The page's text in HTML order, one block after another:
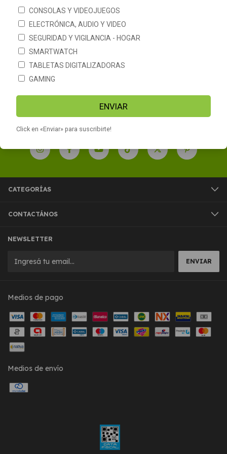
Hd 16 Mp Sumergible Wifi
$12.539 $15.041
CATEGORÍAS
CONTACTÁNOS
NEWSLETTER
Medios de pago
Medios de envío
CONSOLAS Y VIDEOJUEGOS
ELECTRÓNICA, AUDIO Y VIDEO
SEGURIDAD Y VIGILANCIA - HOGAR
SMARTWATCH
TABLETAS DIGITALIZADORAS
GAMING
ENVIAR
Click en «Enviar» para suscribirte!